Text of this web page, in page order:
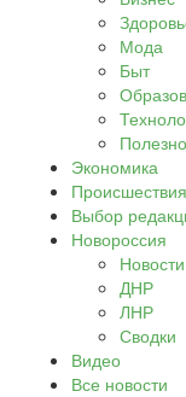
Мода
Быт
Экономика
Происшествия
Выбор
Новороссия
ДНР
ЛНР
Сводки
Видео
Все новости